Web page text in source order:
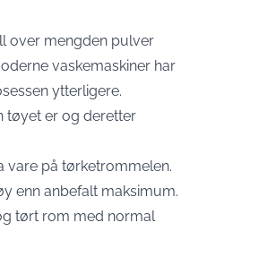
over mengden pulver
vaskemaskiner har
ytterligere.
tøyet er og deretter
vare på tørketrommelen.
enn anbefalt maksimum.
tørt rom med normal